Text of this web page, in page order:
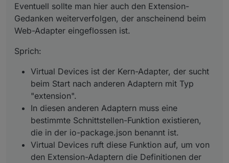
Eventuell sollte man hier auch den Extension-
Gedanken weiterverfolgen, der anscheinend beim
Web-Adapter eingeflossen ist.
Sprich:
Virtual Devices ist der Kern-Adapter, der sucht
beim Start nach anderen Adaptern mit Typ
"extension".
In diesen anderen Adaptern muss eine
bestimmte Schnittstellen-Funktion existieren,
die in der io-package.json benannt ist.
Virtual Devices ruft diese Funktion auf, um von
den Extension-Adaptern die Definitionen der